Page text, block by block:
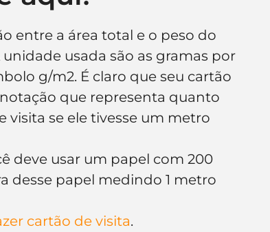
Branding
entre a área total e o peso do
usada são as gramas por
g/m2. É claro que seu cartão
que representa quanto
visita se ele tivesse um metro
deve usar um papel com 200
desse papel medindo 1 metro
cartão de visita.